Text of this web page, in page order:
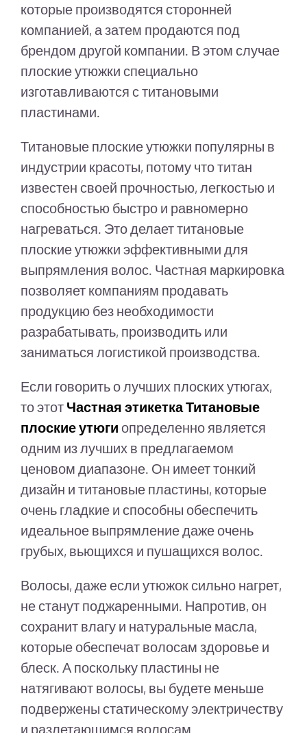
которые производятся сторонней
компанией, а затем продаются под
брендом другой компании. В этом случае
плоские утюжки специально
изготавливаются с титановыми
пластинами.
Титановые плоские утюжки популярны в
индустрии красоты, потому что титан
известен своей прочностью, легкостью и
способностью быстро и равномерно
нагреваться. Это делает титановые
плоские утюжки эффективными для
выпрямления волос. Частная маркировка
позволяет компаниям продавать
продукцию без необходимости
разрабатывать, производить или
заниматься логистикой производства.
Если говорить о лучших плоских утюгах,
то этот Частная этикетка Титановые
плоские утюги определенно является
одним из лучших в предлагаемом
ценовом диапазоне. Он имеет тонкий
дизайн и титановые пластины, которые
очень гладкие и способны обеспечить
идеальное выпрямление даже очень
грубых, вьющихся и пушащихся волос.
Волосы, даже если утюжок сильно нагрет,
не станут поджаренными. Напротив, он
сохранит влагу и натуральные масла,
которые обеспечат волосам здоровье и
блеск. А поскольку пластины не
натягивают волосы, вы будете меньше
подвержены статическому электричеству
и разлетающимся волосам.